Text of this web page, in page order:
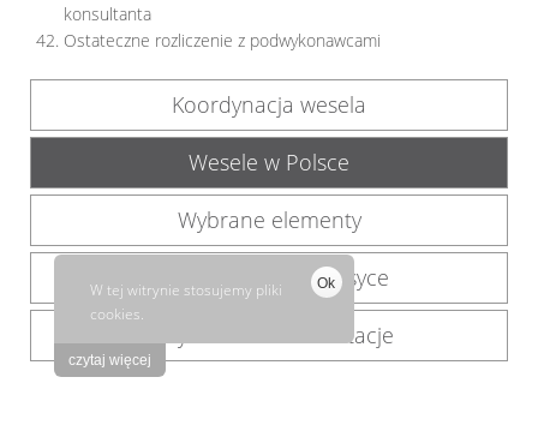
konsultanta
Ostateczne rozliczenie z podwykonawcami
Koordynacja wesela
Wesele w Polsce
Wybrane elementy
Ślub i wesele na Korsyce
Indywidualne konsultacje
W tej witrynie stosujemy pliki
cookies.
Ok
czytaj więcej